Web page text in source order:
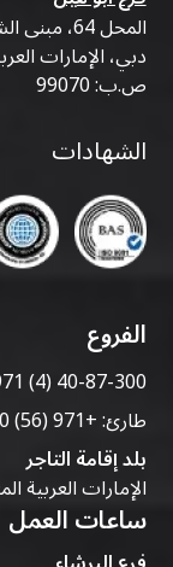
المحل
دبي، الإمارات
ص.ب: 99070
الشهادات
الفروع
(4) 40-87-300
طارئ:+971 (56) 50-76-010
بلد إقامة التاجر
الإمارات العربية
ساعات العمل